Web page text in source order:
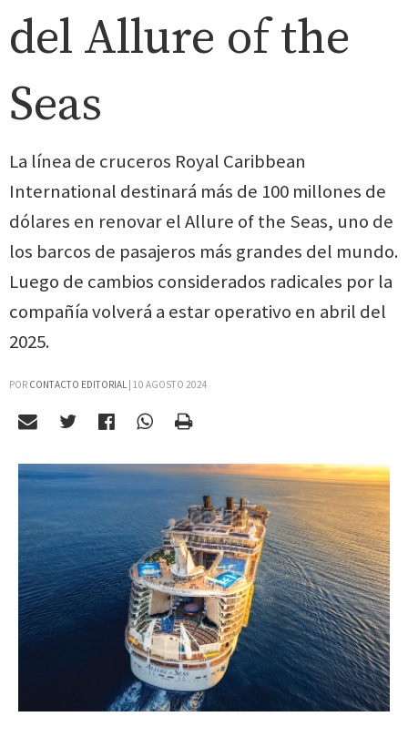
del Allure of the
Seas
La línea de cruceros Royal Caribbean
International destinará más de 100 millones de
dólares en renovar el Allure of the Seas, uno de
los barcos de pasajeros más grandes del mundo.
Luego de cambios considerados radicales por la
compañía volverá a estar operativo en abril del
2025.
POR CONTACTO EDITORIAL| 10 AGOSTO 2024